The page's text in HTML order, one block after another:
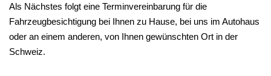
Als Nächstes folgt eine Terminvereinbarung für die
Fahrzeugbesichtigung bei Ihnen zu Hause, bei uns im Autohaus
oder an einem anderen, von Ihnen gewünschten Ort in der
Schweiz.